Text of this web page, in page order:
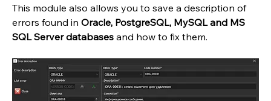
This module also allows you to save a description of
errors found in Oracle, PostgreSQL, MySQL and MS
SQL Server databases and how to fix them.